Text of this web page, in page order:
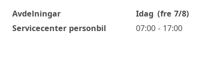
Öppettider
Avdelningar Idag (fre 7/8)
Servicecenter personbil
07:00 - 17:00